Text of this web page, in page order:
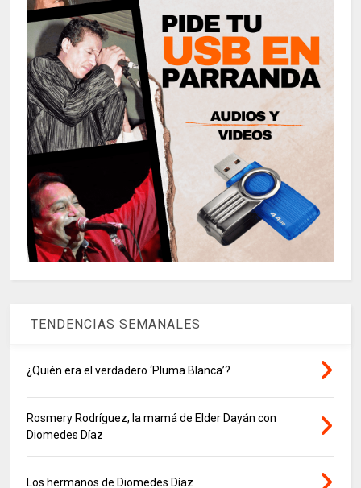
TENDENCIAS SEMANALES
¿Quién era el verdadero ‘Pluma Blanca’?
Rosmery Rodríguez, la mamá de Elder Dayán con
Diomedes Díaz
Los hermanos de Diomedes Díaz